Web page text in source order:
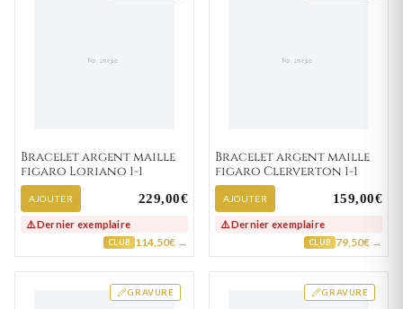
Bracelet argent maille
figaro Loriano 1-1
AJOUTER 229,00€
⚠️ Dernier exemplaire
CLUB 114,50€ →
Bracelet argent maille
figaro Clerverton 1-1
AJOUTER 159,00€
⚠️ Dernier exemplaire
CLUB 79,50€ →
GRAVURE GRAVURE